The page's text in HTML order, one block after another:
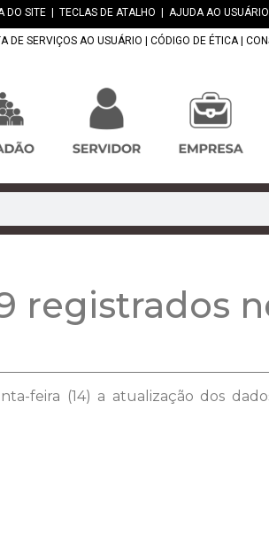
DO SITE TECLAS DE ATALHO AJUDA AO
DE SERVIÇOS AO USUÁRIO CÓDIGO DE ÉTICA|
registrados
feira (14) a atualização dos